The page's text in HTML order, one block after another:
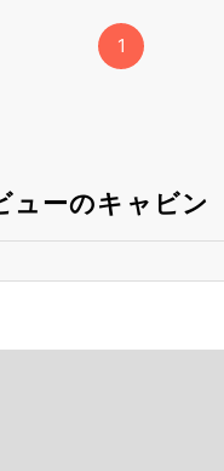
1
ューのキャビン